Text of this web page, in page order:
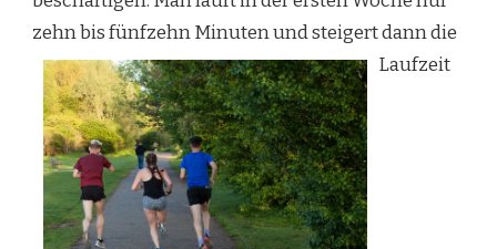
zehn bis fünfzehn Minuten und steigert danndie
Laufzeit